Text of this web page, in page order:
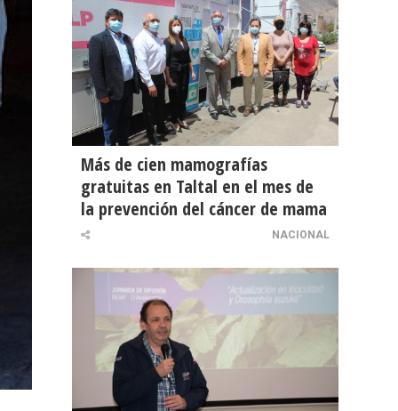
Más de cien mamografías
gratuitas en Taltal en el mes de
la prevención del cáncer de mama
NACIONAL